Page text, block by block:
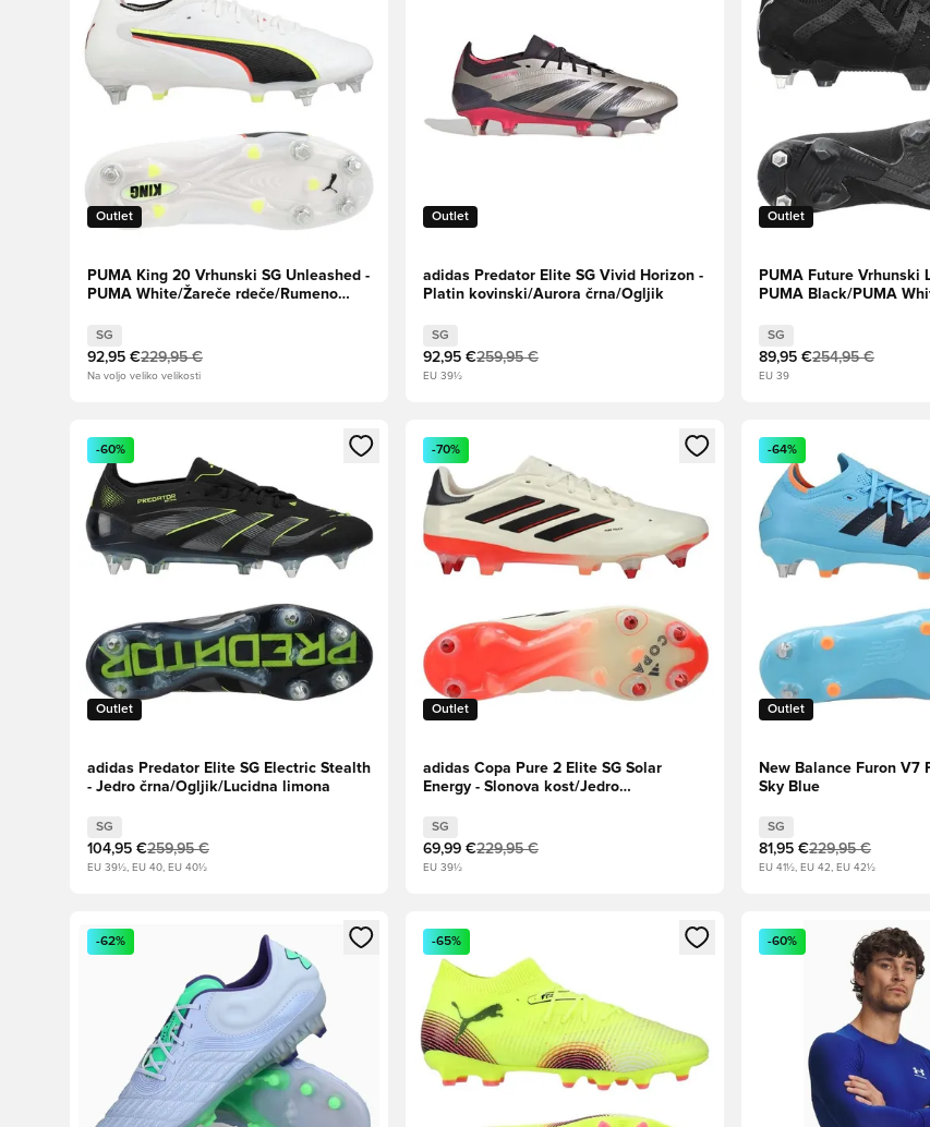
Outlet
PUMA King 20 Vrhunski SG Unleashed -
PUMA White/Žareče rdeče/Rumeno
SG
92,95 €229,95 €
Na voljo veliko velikosti
Outlet
adidas Predator Elite SG Vivid Horizon -
Platin kovinski/Aurora črna/Ogljik
SG
92,95 €259,95 €
EU 39½
Outlet
PUMA Future Vrhunski
PUMA Black/PUMA
SG
89,95 €254,95 €
EU 39
Odpre Modal za prijavo ali vpis kot član
Outlet
-60%
adidas Predator Elite SG Electric Stealth
- Jedro črna/Ogljik/Lucidna limona
SG
104,95 €259,95 €
EU 39½, EU 40, EU 40½
Odpre Modal za prijavo ali vpis kot član
Outlet
-70%
adidas Copa Pure 2 Elite SG Solar
Energy - Slonova kost/Jedro
SG
69,99 €229,95 €
EU 39½
Odpre Modal za
Outlet
-64%
New Balance Furon V7
Sky Blue
SG
81,95 €229,95 €
EU 41½, EU 42, EU 42½
Odpre Modal za prijavo ali vpis kot član
-62%
Odpre Modal za prijavo ali vpis kot član
-65%
Odpre Modal za
-60%